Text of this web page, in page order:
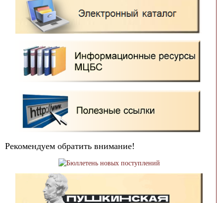
Рекомендуем обратить внимание!